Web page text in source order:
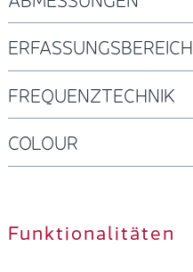
ERFASSUNGSBEREICH
FREQUENZTECHNIK
COLOUR
Funktionalitäten